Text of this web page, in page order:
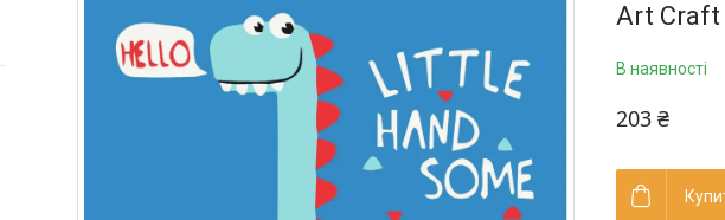
Art Craft
В наявності
203 ₴